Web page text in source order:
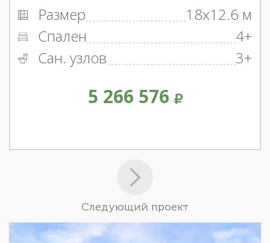
Размер
18x12.6 м
Спален
4+
Сан. узлов
3+
5 266 576
Следующий проект